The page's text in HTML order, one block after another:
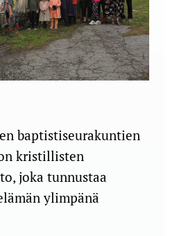
baptistiseurakuntien
kristillisten
joka tunnustaa
ylimpänä